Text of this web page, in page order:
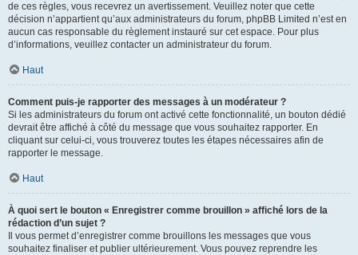
de ces règles, vous recevrez un avertissement. Veuillez noter que cette
décision n’appartient qu’aux administrateurs du forum, phpBB Limited n’est en
aucun cas responsable du règlement instauré sur cet espace. Pour plus
d’informations, veuillez contacter un administrateur du forum.
Haut
Comment puis-je rapporter des messages à un modérateur ?
Si les administrateurs du forum ont activé cette fonctionnalité, un bouton dédié
devrait être affiché à côté du message que vous souhaitez rapporter. En
cliquant sur celui-ci, vous trouverez toutes les étapes nécessaires afin de
rapporter le message.
Haut
À quoi sert le bouton « Enregistrer comme brouillon » affiché lors de la
rédaction d’un sujet ?
Il vous permet d’enregistrer comme brouillons les messages que vous
souhaitez finaliser et publier ultérieurement. Vous pouvez reprendre les